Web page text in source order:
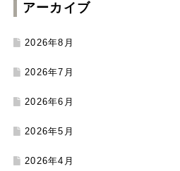
アーカイブ
2026年8月
2026年7月
2026年6月
2026年5月
2026年4月